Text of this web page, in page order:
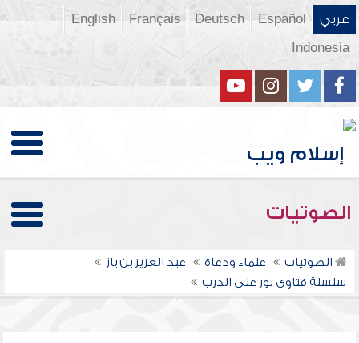
عربي Español
Deutsch
Français
English
Indonesia
الصوتيات
الصوتيات علماء ودعاة
عبد العزيز بن باز
سلسلة فتاوى نور على الدرب